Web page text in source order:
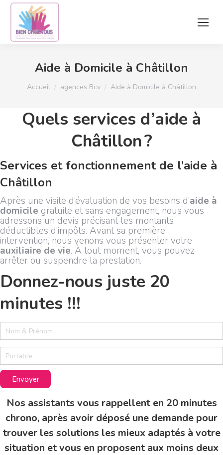
Aide à Domicile à Châtillon
Vous êtes ici :
Accueil agences Bcv Aide à Domicile à Châtillon
Quels services d’aide à
Châtillon ?
Services et fonctionnement de l’aide à
Châtillon
Après une visite d’évaluation de vos besoins d’aide à
domicile gratuite et sans engagement, nous vous
adressons un devis précisant les montants
déductibles d’impôts. Avant sa première
intervention, nous venons vous présenter votre
auxiliaire de vie. À tout moment, vous pouvez
arrêter ou suspendre la prestation.
Donnez-nous juste 20
minutes !!!
2
m
n
u
t Envoyer
Nos assistants vous rappellent en 20 minutes
chrono, après avoir déposé une demande pour
trouver les solutions les mieux adaptés à votre
situation et vous en proposent aux moins deux